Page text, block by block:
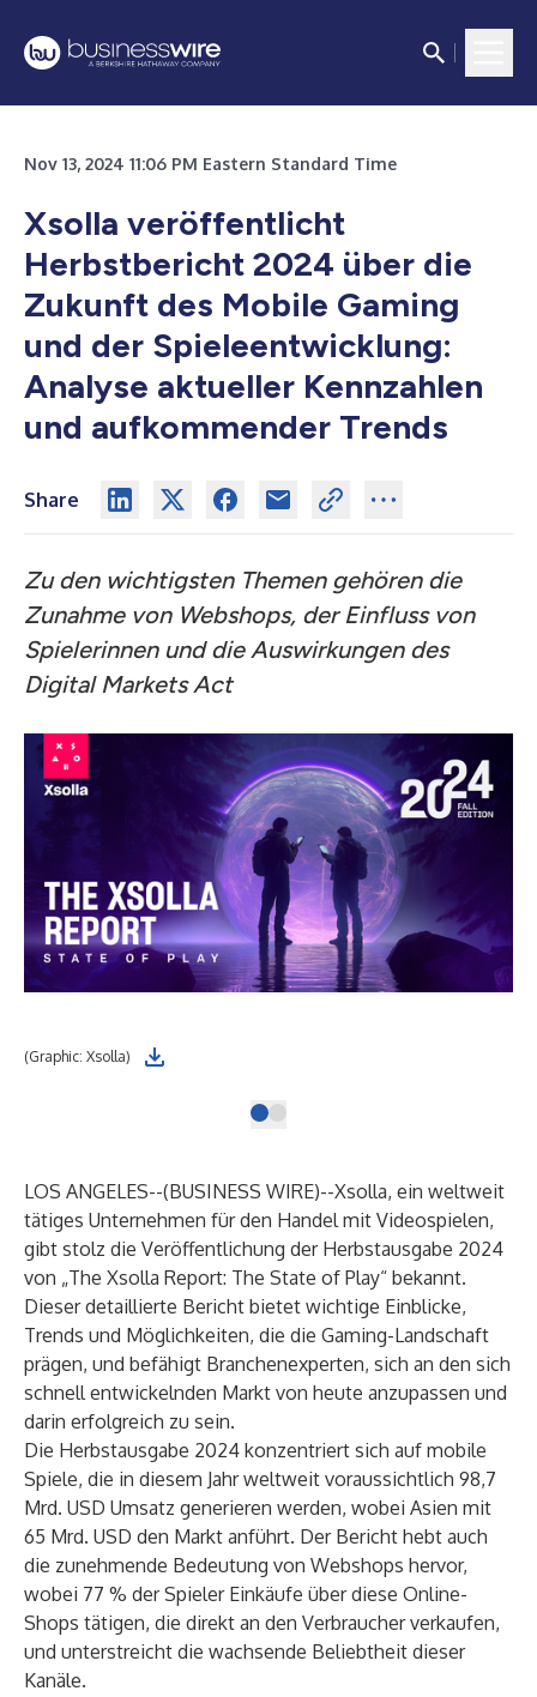
Nov 13, 2024 11:06 PM Eastern Standard Time
Xsolla veröffentlicht
Herbstbericht 2024 über die
Zukunft des Mobile Gaming
und der Spieleentwicklung:
Analyse aktueller Kennzahlen
und aufkommender Trends
Share
Zu den wichtigsten Themen gehören die
Zunahme von Webshops, der Einfluss von
Spielerinnen und die Auswirkungen des
Digital Markets Act
(Graphic: Xsolla)
LOS ANGELES--(BUSINESS WIRE)--Xsolla, ein weltweit
tätiges Unternehmen für den Handel mit Videospielen,
gibt stolz die Veröffentlichung der Herbstausgabe 2024
von „The Xsolla Report: The State of Play“ bekannt.
Dieser detaillierte Bericht bietet wichtige Einblicke,
Trends und Möglichkeiten, die die Gaming-Landschaft
prägen, und befähigt Branchenexperten, sich an den sich
schnell entwickelnden Markt von heute anzupassen und
darin erfolgreich zu sein.
Die Herbstausgabe 2024 konzentriert sich auf mobile
Spiele, die in diesem Jahr weltweit voraussichtlich 98,7
Mrd. USD Umsatz generieren werden, wobei Asien mit
65 Mrd. USD den Markt anführt. Der Bericht hebt auch
die zunehmende Bedeutung von Webshops hervor,
wobei 77 % der Spieler Einkäufe über diese Online-
Shops tätigen, die direkt an den Verbraucher verkaufen,
und unterstreicht die wachsende Beliebtheit dieser
Kanäle.